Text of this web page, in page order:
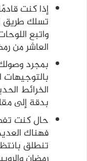
إذا كنت
تسلك طريق
واتبع
العاشر من
بمجرد
الخرائط
بدقة إلى
حال كنت
فهناك
تنطلق